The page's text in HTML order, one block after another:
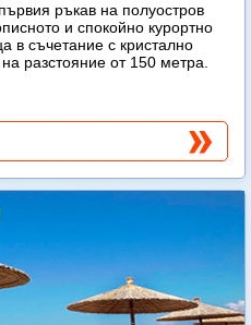
ръкав на полуостров
и спокойно курортно
в съчетание с кристално
разстояние от 150 метра.